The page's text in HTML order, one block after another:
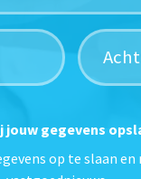
jouw gegevens
op te slaan